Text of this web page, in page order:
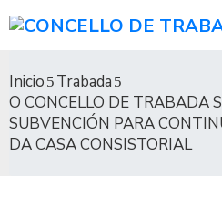
Inicio
Trabada
O CONCELLO DE TRABADA
SUBVENCIÓN PARA
DA CASA CONSISTORIAL